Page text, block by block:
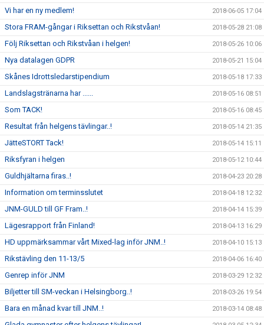
Vi har en ny medlem! 2018-06-05 17:04
Stora FRAM-gångar i Riksettan och Rikstvåan! 2018-05-28 21:08
Följ Riksettan och Rikstvåan i helgen! 2018-05-26 10:06
Nya datalagen GDPR 2018-05-21 15:04
Skånes Idrottsledarstipendium 2018-05-18 17:33
Landslagstränarna har ...... 2018-05-16 08:51
Som TACK! 2018-05-16 08:45
Resultat från helgens tävlingar..! 2018-05-14 21:35
JätteSTORT Tack! 2018-05-14 15:11
Riksfyran i helgen 2018-05-12 10:44
Guldhjältarna firas..! 2018-04-23 20:28
Information om terminsslutet 2018-04-18 12:32
JNM-GULD till GF Fram..! 2018-04-14 15:39
Lägesrapport från Finland! 2018-04-13 16:29
HD uppmärksammar vårt Mixed-lag inför JNM..! 2018-04-10 15:13
Rikstävling den 11-13/5 2018-04-06 16:40
Genrep inför JNM 2018-03-29 12:32
Biljetter till SM-veckan i Helsingborg..! 2018-03-26 19:54
Bara en månad kvar till JNM..! 2018-03-14 08:48